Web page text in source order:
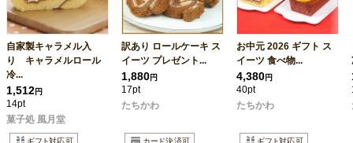
自家製キャラメル入
り キャラメルロール
冷...
1,512円
14pt
菓子処 風月堂
訳あり ロールケーキ ス
イーツ プレゼント...
1,880円
17pt
たちかわ
お中元 2026 ギフト ス
イーツ 食べ物...
4,380円
40pt
たちかわ